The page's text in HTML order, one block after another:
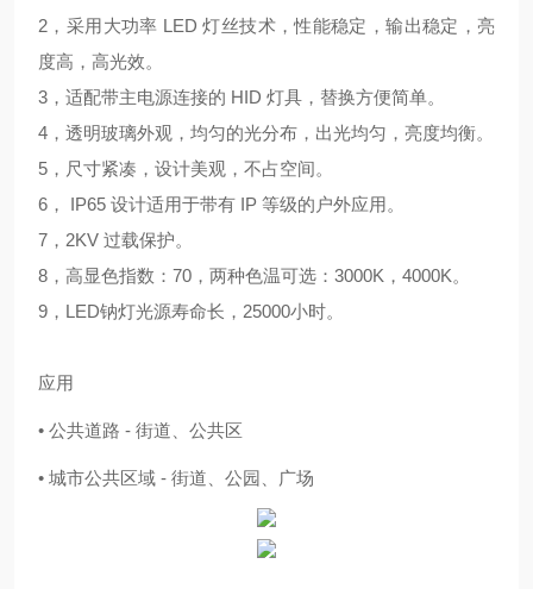
2，采用大功率 LED 灯丝技术，性能稳定，输出稳定，亮
度高，高光效。
3，适配带主电源连接的 HID 灯具，替换方便简单。
4，透明玻璃外观，均匀的光分布，出光均匀，亮度均衡。
5，尺寸紧凑，设计美观，不占空间。
6， IP65 设计适用于带有 IP 等级的户外应用。
7，2KV 过载保护。
8，高显色指数：70，两种色温可选：3000K，4000K。
9，LED钠灯光源寿命长，25000小时。
应用
• 公共道路 - 街道、公共区
• 城市公共区域 - 街道、公园、广场